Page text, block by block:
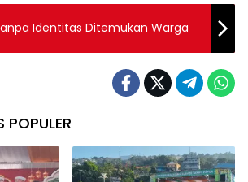
Identitas Ditemukan Warga
POPULER